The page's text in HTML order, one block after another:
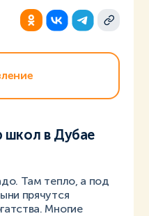
школ в Дубае
Там тепло, а под
прячутся
Многие